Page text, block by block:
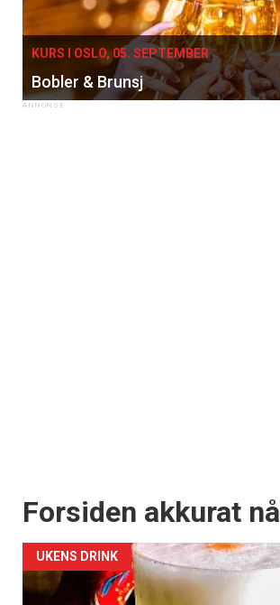
KURS I OSLO, 05. SEPTEMBER
Bobler & Brunsj
Forsiden akkurat nå
UKENS DRINK